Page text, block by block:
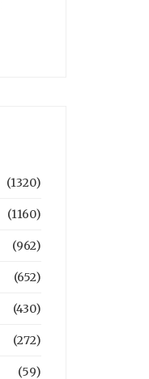
(1320)
(1160)
(962)
(652)
(430)
(272)
(59)